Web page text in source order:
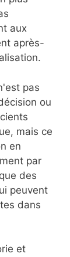
aux
après-
pas
ou
mais ce
en
par
des
peuvent
dans
et